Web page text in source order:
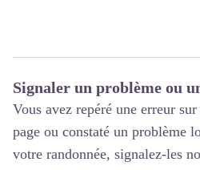
Signaler un problème ou
Vous avez repéré une erreur sur
page ou constaté un problème
votre randonnée, signalez-les